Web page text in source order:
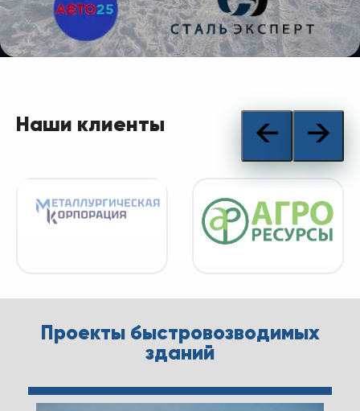
Наши клиенты ← →
Проекты быстровозводимых
зданий